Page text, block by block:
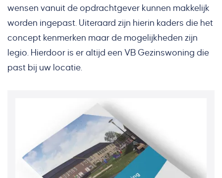
wensen vanuit de opdrachtgever kunnen makkelijk
worden ingepast. Uiteraard zijn hierin kaders die het
concept kenmerken maar de mogelijkheden zijn
legio. Hierdoor is er altijd een VB Gezinswoning die
past bij uw locatie.